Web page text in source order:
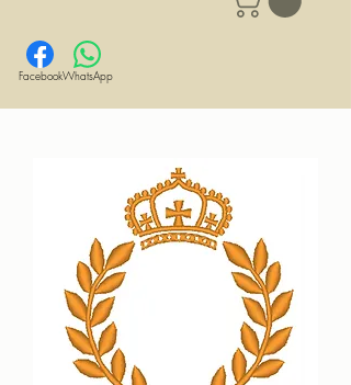
FacebookWhatsApp